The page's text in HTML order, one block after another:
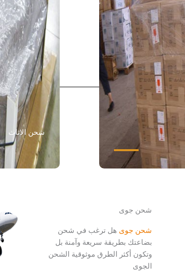
شحن الاثاث
شحن جوى
شحن جوى هل ترغب في شحن
بضاعتك بطريقة سريعة وآمنة بل
وتكون أكثر الطرق موثوقية الشحن
الجوى